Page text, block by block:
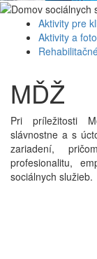
Aktivity pre
Aktivity a
MĎŽ
Pri príležitosti
slávnostne a s
zariadení,
profesionalitu,
sociálnych služieb.